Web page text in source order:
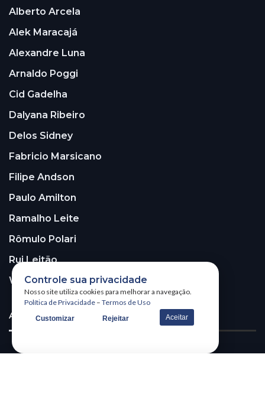
Alberto Arcela
Alek Maracajá
Alexandre Luna
Arnaldo Poggi
Cid Gadelha
Dalyana Ribeiro
Delos Sidney
Fabricio Marsicano
Filipe Andson
Paulo Amilton
Ramalho Leite
Rômulo Polari
Rui Leitão
Walter Santos
ASSINE A NOSSA NEWSLETTER!
Controle sua privacidade
Nosso site utiliza cookies para melhorar a navegação.
Política de Privacidade – Termos de Uso
Customizar Rejeitar Aceitar